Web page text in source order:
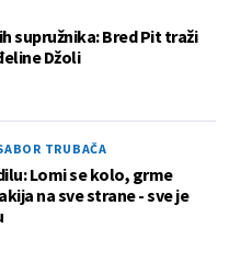
supružnika: Bred Pit traži
Džoli
TRUBAČA
Lomi se kolo, grme
na sve strane - sve je